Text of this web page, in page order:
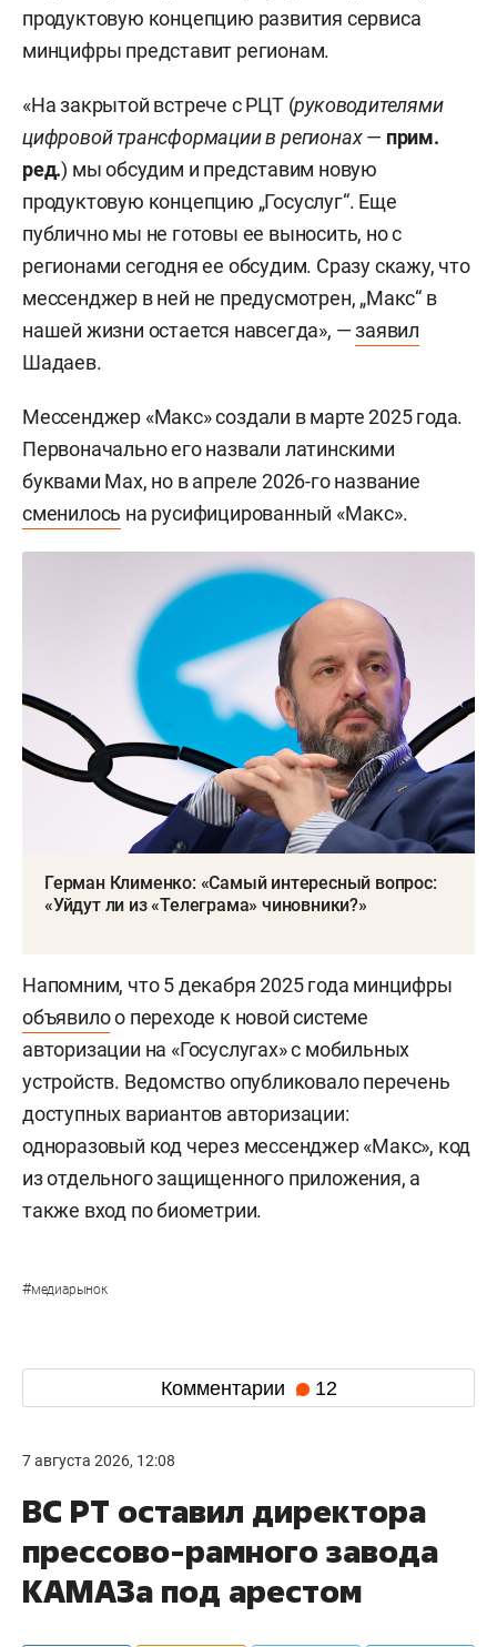
продуктовую концепцию развития сервиса
минцифры представит регионам.
«На закрытой встрече с РЦТ (руководителями
цифровой трансформации в регионах— прим.
ред.) мы обсудим и представим новую
продуктовую концепцию „Госуслуг“. Еще
публично мы не готовы ее выносить, но с
регионами сегодня ее обсудим. Сразу скажу, что
мессенджер в ней не предусмотрен, „Макс“ в
нашей жизни остается навсегда», —заявил
Шадаев.
Мессенджер «Макс» создали в марте 2025 года.
Первоначально его назвали латинскими
буквами Max, но в апреле 2026-го название
сменилось на русифицированный «Макс».
Герман Клименко: «Самый интересный вопрос:
«Уйдут ли из «Телеграма» чиновники?»
Напомним, что 5 декабря 2025 года минцифры
объявилоо переходе к новой системе
авторизации на «Госуслугах» с мобильных
устройств. Ведомство опубликовало перечень
доступных вариантов авторизации:
одноразовый код через мессенджер «Макс», код
из отдельного защищенного приложения, а
также вход по биометрии.
#медиарынок
Комментарии 12
7 августа 2026, 12:08
ВС РТ оставил директора
прессово-рамного завода
КАМАЗа под арестом